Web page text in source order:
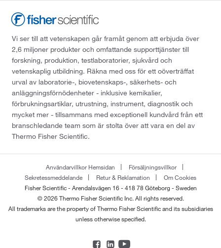
Vi ser till att vetenskapen går framåt genom att erbjuda över
2,6 miljoner produkter och omfattande supporttjänster till
forskning, produktion, testlaboratorier, sjukvård och
vetenskaplig utbildning. Räkna med oss för ett oöverträffat
urval av laboratorie-, biovetenskaps-, säkerhets- och
anläggningsförnödenheter - inklusive kemikalier,
förbrukningsartiklar, utrustning, instrument, diagnostik och
mycket mer - tillsammans med exceptionell kundvård från ett
branschledande team som är stolta över att vara en del av
Thermo Fisher Scientific.
Användarvillkor Hemsidan
Försäljningsvillkor
Sekretessmeddelande
Retur & Reklamation
Om Cookies
Fisher Scientific - Arendalsvägen 16 - 418 78 Göteborg - Sweden
© 2026 Thermo Fisher Scientific Inc. All rights reserved.
All trademarks are the property of Thermo Fisher Scientific and its subsidiaries
unless otherwise specified.